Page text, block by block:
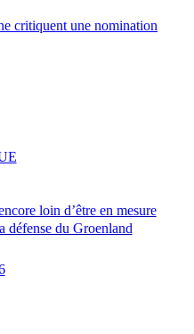
critiquent une nomination
loin d’être en mesure
défense du Groenland